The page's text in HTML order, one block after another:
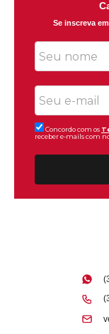
Se inscreva
Concordo com os
receber e-mails com